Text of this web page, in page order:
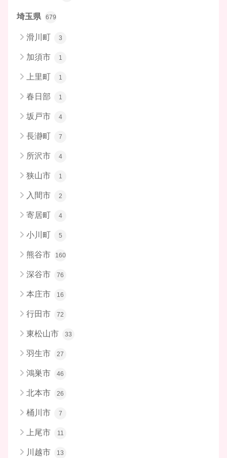
埼玉県 679
滑川町 3
加須市 1
上里町 1
春日部 1
坂戸市 4
長瀞町 7
所沢市 4
狭山市 1
入間市 2
寄居町 4
小川町 5
熊谷市 160
深谷市 76
本庄市 16
行田市 72
東松山市 33
羽生市 27
鴻巣市 46
北本市 26
桶川市 7
上尾市 11
川越市 13